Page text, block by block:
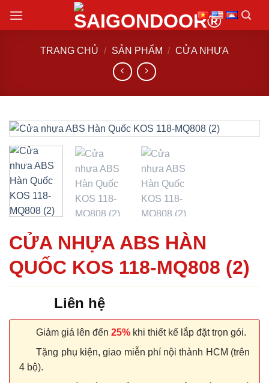
đến
TRANG CHỦ / SẢN PHẨM / CỬA NHỰA
CỬA NHỰA ABS HÀN
QUỐC KOS 118-MQ808 (2)
Liên hệ
Giảm giá lên đến 25% khi thiết kế lắp đặt trọn gói.
Tặng phụ kiện, giao miễn phí nội thành HCM (trên
4 bộ).